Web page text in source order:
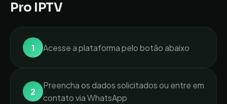
Pro IPTV
1 Acesse a plataforma pelo botão abaixo
2
Preencha os dados solicitados ou entre em
contato via WhatsApp